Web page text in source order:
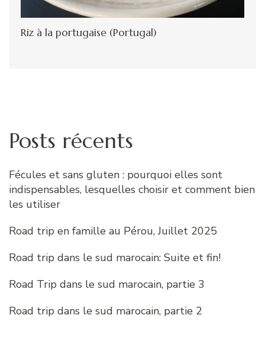
Riz à la portugaise (Portugal)
Posts récents
Fécules et sans gluten : pourquoi elles sont
indispensables, lesquelles choisir et comment bien
les utiliser
Road trip en famille au Pérou, Juillet 2025
Road trip dans le sud marocain: Suite et fin!
Road Trip dans le sud marocain, partie 3
Road trip dans le sud marocain, partie 2